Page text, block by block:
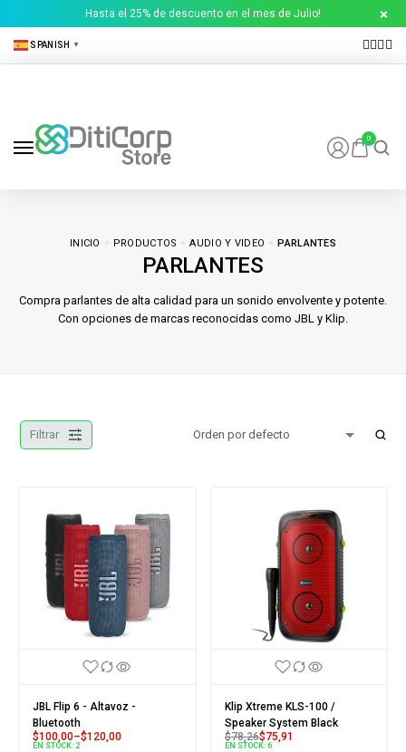
Hasta el 25% de descuento en el mes de Julio!
SPANISH ▼
0
INICIO PRODUCTOS AUDIO Y VIDEO PARLANTES
PARLANTES
Compra parlantes de alta calidad para un sonido envolvente y potente.
Con opciones de marcas reconocidas como JBL y Klip.
Filtrar
JBL Flip 6 - Altavoz -
Bluetooth
$100,00–$120,00
EN STOCK: 2
Klip Xtreme KLS-100 /
Speaker System Black
$78,26$75,91
EN STOCK:6